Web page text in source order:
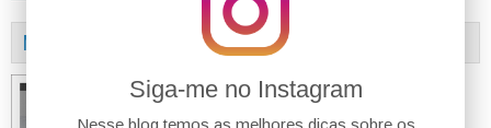
Siga-me no Instagram
Nesse blog temos as melhores dicas sobre os
MANUAL DA LEI ANTICRIME